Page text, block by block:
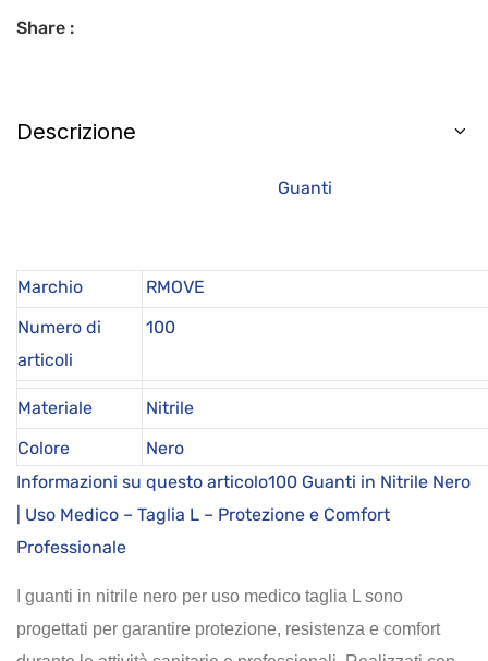
Share :
Descrizione
Guanti
Marchio
RMOVE
Numero di
articoli
100
Materiale
Nitrile
Colore
Nero
Informazioni su questo articolo100 Guanti in Nitrile Nero
| Uso Medico – Taglia L – Protezione e Comfort
Professionale
I guanti in nitrile nero per uso medico taglia L sono
progettati per garantire protezione, resistenza e comfort